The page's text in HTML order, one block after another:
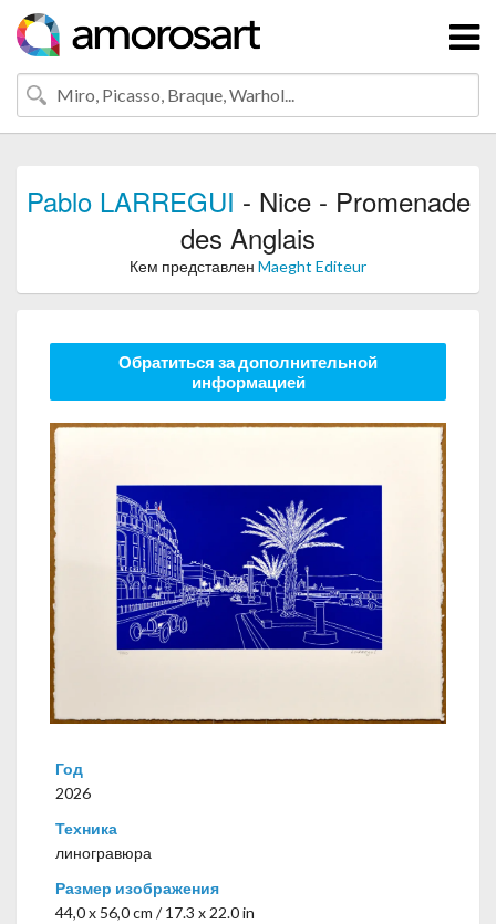
Pablo LARREGUI - Nice - Promenade
des Anglais
Кем представлен Maeght Editeur
Обратиться за дополнительной
информацией
Год
2026
Техника
линогравюра
Размер изображения
44,0 x 56,0 cm / 17.3 x 22.0 in